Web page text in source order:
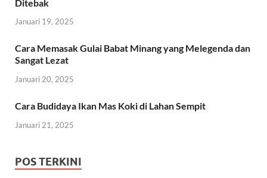
Ditebak
Januari 19, 2025
Cara Memasak Gulai Babat Minang yang Melegenda dan
Sangat Lezat
Januari 20, 2025
Cara Budidaya Ikan Mas Koki di Lahan Sempit
Januari 21, 2025
POS TERKINI